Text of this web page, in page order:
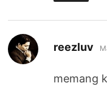
reezluv
memang